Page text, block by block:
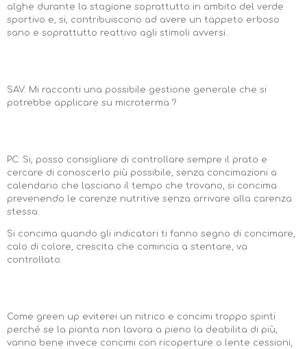
alghe durante la stagione soprattutto in ambito del verde
sportivo e, si, contribuiscono ad avere un tappeto erboso
sano e soprattutto reattivo agli stimoli avversi..
SAV: Mi racconti una possibile gestione generale che si
potrebbe applicare su microterma ?
PC: Si, posso consigliare di controllare sempre il prato e
cercare di conoscerlo più possibile, senza concimazioni a
calendario che lasciano il tempo che trovano, si concima
prevenendo le carenze nutritive senza arrivare alla carenza
stessa.
Si concima quando gli indicatori ti fanno segno di concimare,
calo di colore, crescita che comincia a stentare, va
controllato.
Come green up eviterei un nitrico e concimi troppo spinti
perché se la pianta non lavora a pieno la deabilita di più,
vanno bene invece concimi con ricoperture o lente cessioni,